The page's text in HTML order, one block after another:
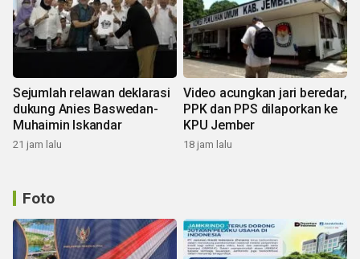
Sejumlah relawan deklarasi
dukung Anies Baswedan-
Muhaimin Iskandar
21 jam lalu
Video acungkan jari beredar,
PPK dan PPS dilaporkan ke
KPU Jember
18 jam lalu
Foto